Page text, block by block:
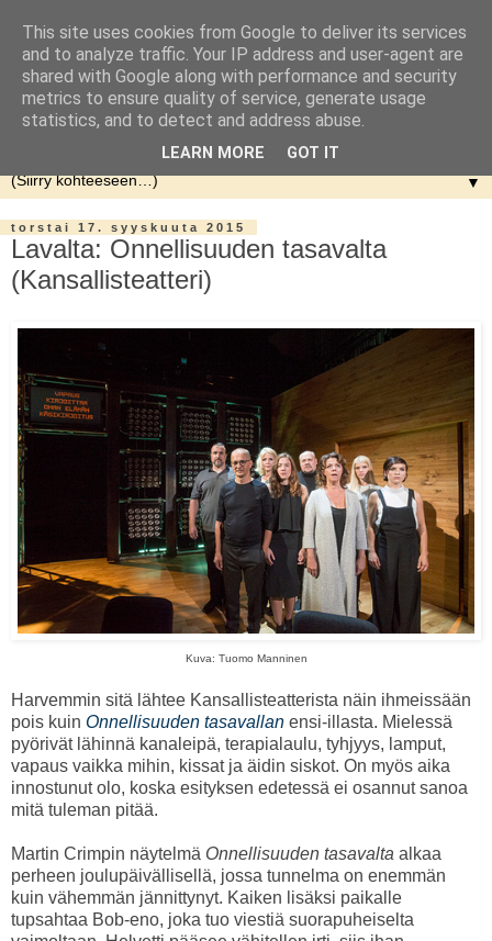
▼
torstai 17. syyskuuta 2015
Lavalta: Onnellisuuden tasavalta
(Kansallisteatteri)
Kuva: Tuomo Manninen
Harvemmin sitä lähtee Kansallisteatterista näin ihmeissään
pois kuin Onnellisuuden tasavallan ensi-illasta. Mielessä
pyörivät lähinnä kanaleipä, terapialaulu, tyhjyys, lamput,
vapaus vaikka mihin, kissat ja äidin siskot. On myös aika
innostunut olo, koska esityksen edetessä ei osannut sanoa
mitä tuleman pitää.
Martin Crimpin näytelmä Onnellisuuden tasavalta alkaa
perheen joulupäivällisellä, jossa tunnelma on enemmän
kuin vähemmän jännittynyt. Kaiken lisäksi paikalle
tupsahtaa Bob-eno, joka tuo viestiä suorapuheiselta
This site uses cookies from Google to deliver its services
and to analyze traffic. Your IP address and user-agent are
shared with Google along with performance and security
metrics to ensure quality of service, generate usage
statistics, and to detect and address abuse.
LEARN MORE GOT IT